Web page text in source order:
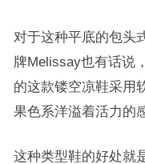
对于这种平底的包头
牌Melissay也有话说
的这款镂空凉鞋采用
果色系洋溢着活力的
这种类型鞋的好处就